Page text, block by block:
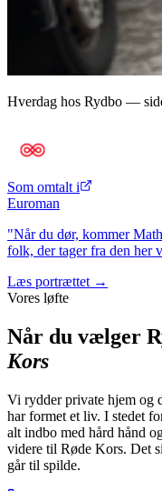
Hverdag hos Rydbo —
Som omtalt i
Euroman
"Når du dør, kommer
folk, der tager fra den her
Læs portrættet →
Vores løfte
Når du vælger
Kors
Vi rydder private hjem og
har formet et liv. I stedet
alt indbo med hård hånd
videre til Røde Kors. Det
går til spilde.